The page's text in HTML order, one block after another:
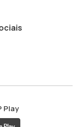
ao
Play